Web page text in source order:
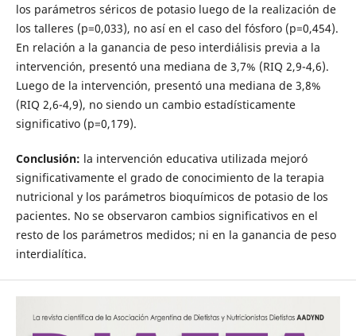
los parámetros séricos de potasio luego de la realización de
los talleres (p=0,033), no así en el caso del fósforo (p=0,454).
En relación a la ganancia de peso interdiálisis previa a la
intervención, presentó una mediana de 3,7% (RIQ 2,9-4,6).
Luego de la intervención, presentó una mediana de 3,8%
(RIQ 2,6-4,9), no siendo un cambio estadísticamente
significativo (p=0,179).
Conclusión: la intervención educativa utilizada mejoró
significativamente el grado de conocimiento de la terapia
nutricional y los parámetros bioquímicos de potasio de los
pacientes. No se observaron cambios significativos en el
resto de los parámetros medidos; ni en la ganancia de peso
interdialítica.